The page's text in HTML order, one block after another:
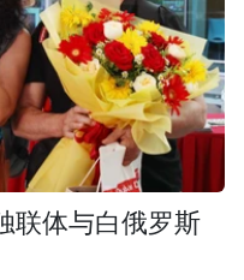
联体与白俄罗斯